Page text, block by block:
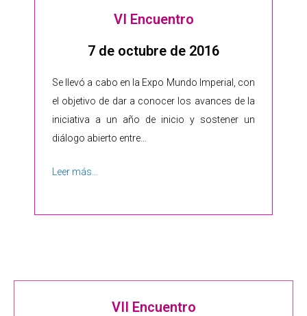
VI Encuentro
7 de octubre de 2016
Se llevó a cabo en la Expo Mundo Imperial, con
el objetivo de dar a conocer los avances de la
iniciativa a un año de inicio y sostener un
diálogo abierto entre…
Leer más…
VII Encuentro